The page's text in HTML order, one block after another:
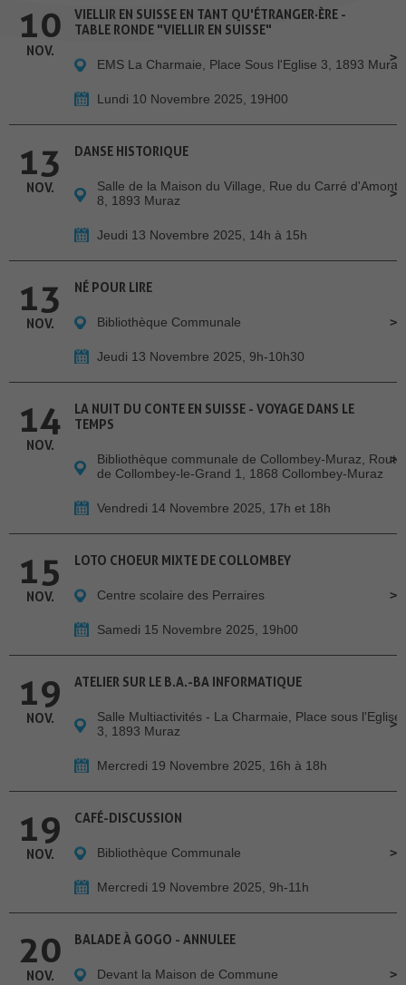
10
NOV.
VIELLIR EN SUISSE EN TANT QU'ÉTRANGER·ÈRE -
TABLE RONDE "VIELLIR EN SUISSE"
EMS La Charmaie, Place Sous l'Eglise 3, 1893 Muraz
Lundi 10 Novembre 2025, 19H00
13
NOV.
DANSE HISTORIQUE
Salle de la Maison du Village, Rue du Carré d'Amont
8, 1893 Muraz
Jeudi 13 Novembre 2025, 14h à 15h
13
NOV.
NÉ POUR LIRE
Bibliothèque Communale
Jeudi 13 Novembre 2025, 9h-10h30
14
NOV.
LA NUIT DU CONTE EN SUISSE - VOYAGE DANS LE
TEMPS
Bibliothèque communale de Collombey-Muraz, Route
de Collombey-le-Grand 1, 1868 Collombey-Muraz
Vendredi 14 Novembre 2025, 17h et 18h
15
NOV.
LOTO CHOEUR MIXTE DE COLLOMBEY
Centre scolaire des Perraires
Samedi 15 Novembre 2025, 19h00
19
NOV.
ATELIER SUR LE B.A.-BA INFORMATIQUE
Salle Multiactivités - La Charmaie, Place sous l'Eglise
3, 1893 Muraz
Mercredi 19 Novembre 2025, 16h à 18h
19
NOV.
CAFÉ-DISCUSSION
Bibliothèque Communale
Mercredi 19 Novembre 2025, 9h-11h
20
NOV.
BALADE À GOGO - ANNULEE
Devant la Maison de Commune